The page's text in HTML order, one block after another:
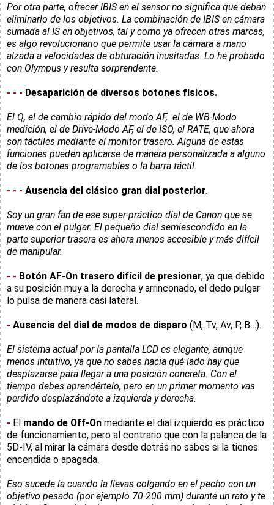
Por otra parte, ofrecer IBIS en el sensor no significa que deban
eliminarlo de los objetivos. La combinación de IBIS en cámara
sumada al IS en objetivos, tal y como ya ofrecen otras marcas,
es algo revolucionario que permite usar la cámara a mano
alzada a velocidades de obturación inusitadas. Lo he probado
con Olympus y resulta sorprendente.
- - - Desaparición de diversos botones físicos.
El Q, el de cambio rápido del modo AF, el de WB-Modo
medición, el de Drive-Modo AF, el de ISO, el RATE, que ahora
son táctiles mediante el monitor trasero. Alguna de estas
funciones pueden aplicarse de manera personalizada a alguno
de los botones programables o la barra táctil.
- - - Ausencia del clásico gran dial posterior.
Soy un gran fan de ese super-práctico dial de Canon que se
mueve con el pulgar. El pequeño dial semiescondido en la
parte superior trasera es ahora menos accesible y más difícil
de manipular.
- - Botón AF-On trasero difícil de presionar, ya que debido
a su posición muy a la derecha y arrinconado, el dedo pulgar
lo pulsa de manera casi lateral.
- Ausencia del dial de modos de disparo (M, Tv, Av, P, B…).
El sistema actual por la pantalla LCD es elegante, aunque
menos intuitivo, ya que no sabes hacia qué lado hay que
desplazarse para llegar a una posición concreta. Con el
tiempo debes aprendértelo, pero en un primer momento vas
perdido desplazándote a izquierda y derecha.
- El mando de Off-On mediante el dial izquierdo es práctico
de funcionamiento, pero al contrario que con la palanca de la
5D-IV, al mirar la cámara desde detrás no sabes si la tienes
encendida o apagada.
Eso sucede la cuando la llevas colgando en el pecho con un
objetivo pesado (por ejemplo 70-200 mm) durante un rato y te